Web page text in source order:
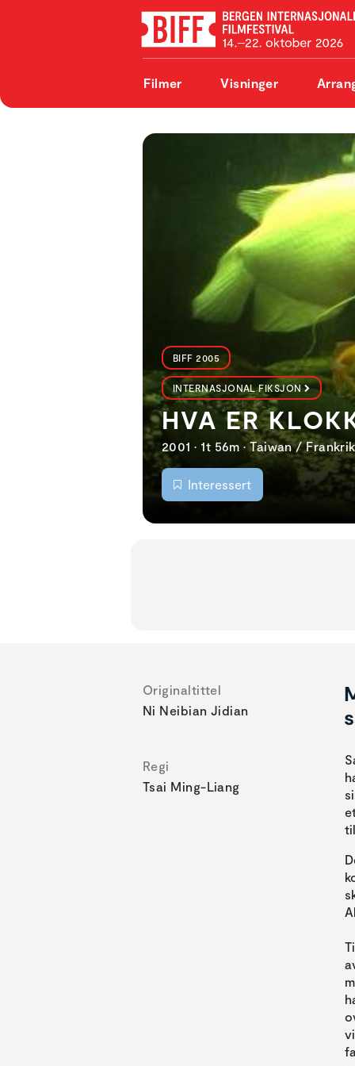
Filmer Visninger
BIFF 2005
INTERNASJONAL FIKSJON
HVA ER
2001 • 1t 56m • Taiwan /
Interessert
Originaltittel
Ni Neibian Jidian
Regi
Tsai Ming-Liang